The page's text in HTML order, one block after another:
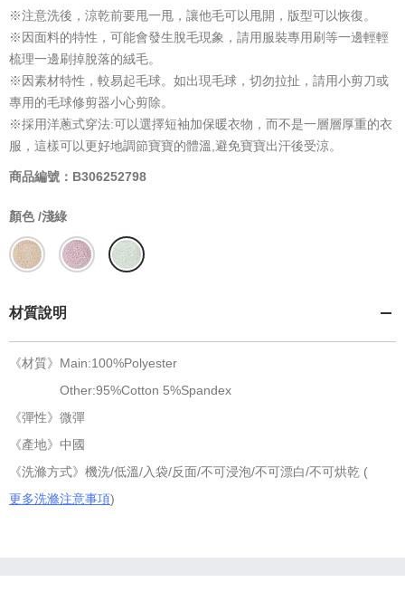
※注意洗後，涼乾前要甩一甩，讓他毛可以甩開，版型可以恢復。
※因面料的特性，可能會發生脫毛現象，請用服裝專用刷等一邊輕輕
梳理一邊刷掉脫落的絨毛。
※因素材特性，較易起毛球。如出現毛球，切勿拉扯，請用小剪刀或
專用的毛球修剪器小心剪除。
※採用洋蔥式穿法:可以選擇短袖加保暖衣物，而不是一層層厚重的衣
服，這樣可以更好地調節寶寶的體溫,避免寶寶出汗後受涼。
商品編號：B306252798
顏色 /淺綠
材質說明
《材質》Main:100%Polyester
Other:95%Cotton 5%Spandex
《彈性》微彈
《產地》中國
《洗滌方式》機洗/低溫/入袋/反面/不可浸泡/不可漂白/不可烘乾 (
更多洗滌注意事項)